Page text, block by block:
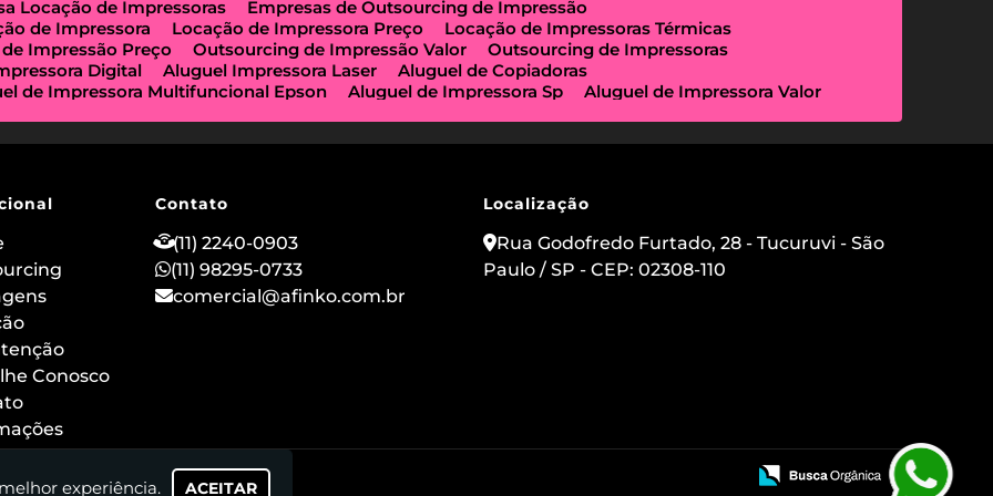
Locação de Impressoras
Empresas de Outsourcing de Impressão
de Impressora Locação de Impressora Preço
Locação de Impressoras Térmicas
Impressão Preço Outsourcing de Impressão Valor
Outsourcing de Impressoras
Digital Aluguel Impressora Laser
Aluguel de Copiadoras
de Impressora Multifuncional Epson Aluguel de Impressora Sp
Aluguel de Impressora Valor
de Impressoras a Laser Locação de Impressoras em São Paulo
Manutenção de Impressora
de Impressora Hp
Outsourcing e Locação de Impressoras
Impressoras Locação de Máquina Copiadora
Locação de Scanner de Mesa
de Impressora a Laser Aluguel de Imprimidora Térmica
Aluguel de Etiquetadora
de Impressoras para Comércios
Locação de Impressoras para Clínicas Médicas
de Impressoras para Escolas
Serviço de Manutenção de Impressoras
Impressora Térmica para Evento
de Impressoras Epson
Locação de Impressoras Multifuncionais em Sp
Conosco
Contato
(11) 2240-0903
(11) 98295-0733
comercial@afinko.com.br
Localização
Rua Godofredo Furtado, 28 - Tucuruvi - São
Paulo / SP - CEP: 02308-110
experiência. ACEITAR